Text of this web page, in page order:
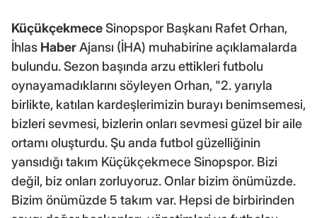
KüçükçekmeceSinopspor Başkanı Rafet Orhan,
İhlas HaberAjansı (İHA) muhabirine açıklamalarda
bulundu. Sezon başında arzu ettikleri futbolu
oynayamadıklarını söyleyen Orhan, "2. yarıyla
birlikte, katılan kardeşlerimizin burayı benimsemesi,
bizleri sevmesi, bizlerin onları sevmesi güzel bir aile
ortamı oluşturdu. Şu anda futbol güzelliğinin
yansıdığı takım Küçükçekmece Sinopspor. Bizi
değil, biz onları zorluyoruz. Onlar bizim önümüzde.
Bizim önümüzde 5 takım var. Hepsi de birbirinden